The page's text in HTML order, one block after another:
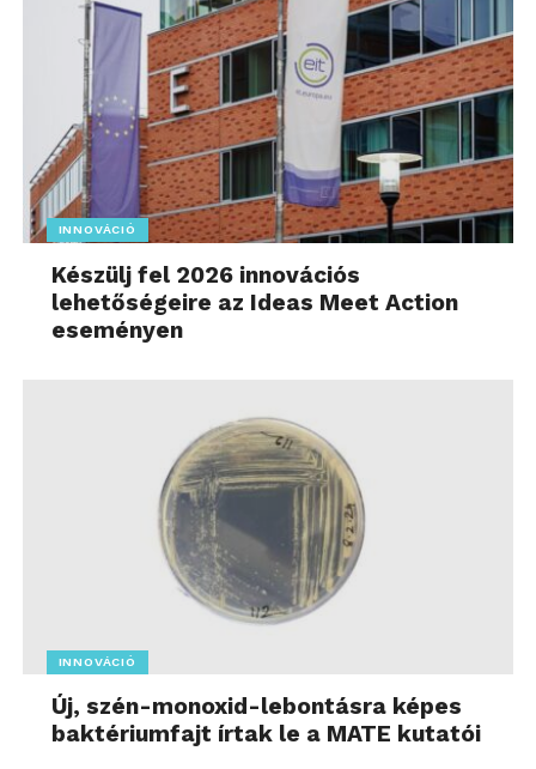
INNOVÁCIÓ
Készülj fel 2026 innovációs
lehetőségeire az Ideas Meet Action
eseményen
INNOVÁCIÓ
Új, szén-monoxid-lebontásra képes
baktériumfajt írtak le a MATE kutatói